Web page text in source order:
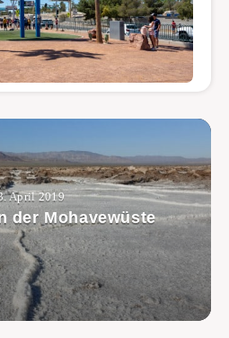
April 2019
der Mohavewüste